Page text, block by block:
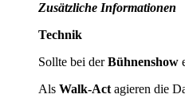
Zusätzliche Informationen
Technik
Sollte bei derBühnenshow
Als Walk-Act agieren die